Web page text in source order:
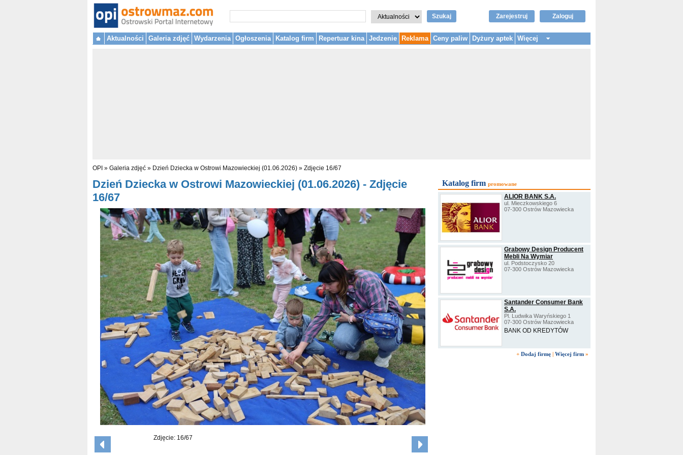
Szukaj Zaloguj
Zarejestruj
Aktualności Galeria zdjęć Wydarzenia Ogłoszenia Katalog firm Repertuar kina Jedzenie Reklama Ceny paliw Dyżury aptek Więcej
OPI » Galeria zdjęć » Dzień Dziecka w Ostrowi Mazowieckiej (01.06.2026) » Zdjęcie 16/67
Dzień Dziecka w Ostrowi Mazowieckiej (01.06.2026) - Zdjęcie
16/67
Zdjęcie: 16/67
Katalog firm promowane
ALIOR BANK S.A.
ul. Mieczkowskiego 6
07-300 Ostrów Mazowiecka
Grabowy Design Producent
Mebli Na Wymiar
ul. Podstoczysko 20
07-300 Ostrów Mazowiecka
Santander Consumer Bank
S.A.
Pl. Ludwika Waryńskiego 1
07-300 Ostrów Mazowiecka
BANK OD KREDYTÓW
+ Dodaj firmę | Więcej firm »